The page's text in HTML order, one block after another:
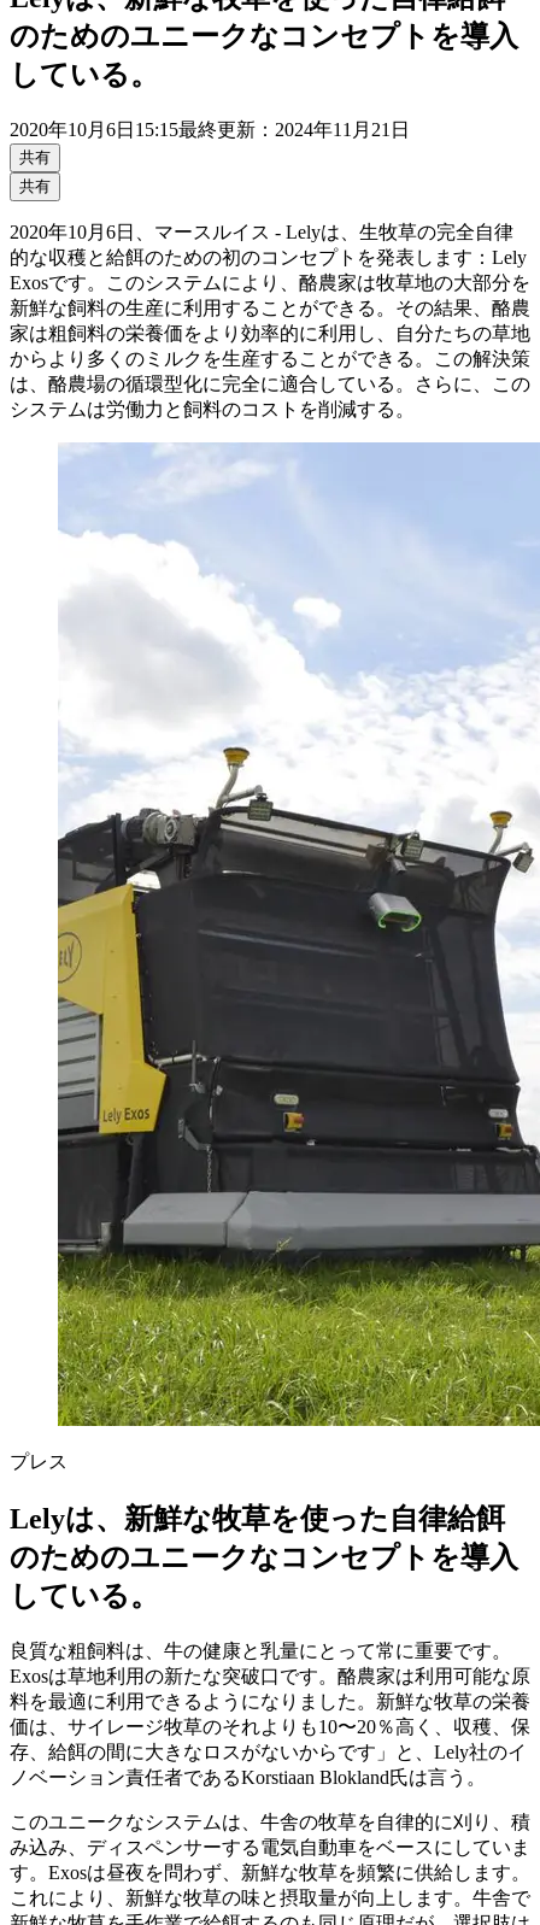
のためのユニークなコンセプトを導入
している。
2020年10月6日 15:15最終更新：2024年11月21日
共有
共有
2020年10月6日、マースルイス - Lelyは、生牧草の完全自律
的な収穫と給餌のための初のコンセプトを発表します：Lely
Exosです。このシステムにより、酪農家は牧草地の大部分を
新鮮な飼料の生産に利用することができる。その結果、酪農
家は粗飼料の栄養価をより効率的に利用し、自分たちの草地
からより多くのミルクを生産することができる。この解決策
は、酪農場の循環型化に完全に適合している。さらに、この
システムは労働力と飼料のコストを削減する。
プレス
Lelyは、新鮮な牧草を使った自律給餌
のためのユニークなコンセプトを導入
している。
良質な粗飼料は、牛の健康と乳量にとって常に重要です。
Exosは草地利用の新たな突破口です。酪農家は利用可能な原
料を最適に利用できるようになりました。新鮮な牧草の栄養
価は、サイレージ牧草のそれよりも10〜20％高く、収穫、保
存、給餌の間に大きなロスがないからです」と、Lely社のイ
ノベーション責任者であるKorstiaan Blokland氏は言う。
このユニークなシステムは、牛舎の牧草を自律的に刈り、積
み込み、ディスペンサーする電気自動車をベースにしていま
す。Exosは昼夜を問わず、新鮮な牧草を頻繁に供給します。
これにより、新鮮な牧草の味と摂取量が向上します。牛舎で